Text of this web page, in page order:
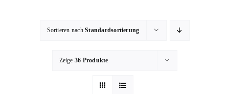
Sortieren nachStandardsortierung
Zeige 36 Produkte